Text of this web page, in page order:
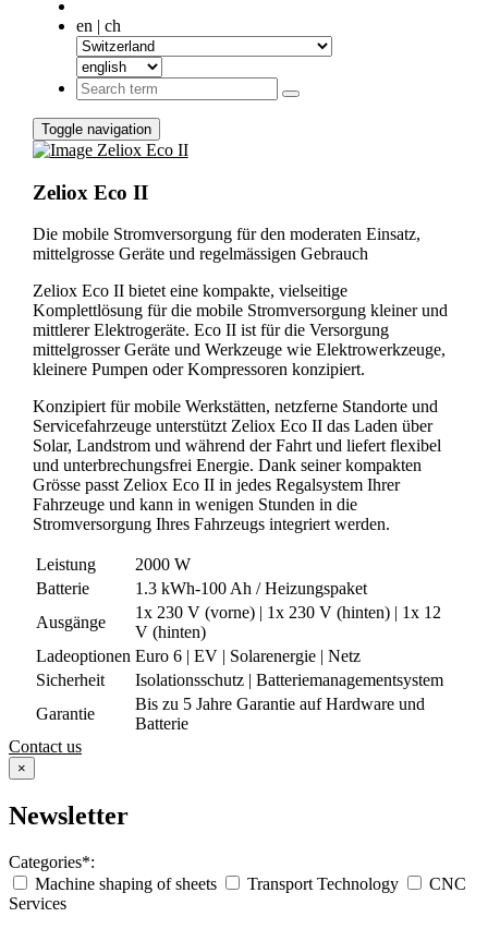
en | ch
Toggle navigation
Zeliox Eco II
Die mobile Stromversorgung für den moderaten Einsatz,
mittelgrosse Geräte und regelmässigen Gebrauch
Zeliox Eco II bietet eine kompakte, vielseitige
Komplettlösung für die mobile Stromversorgung kleiner und
mittlerer Elektrogeräte. Eco II ist für die Versorgung
mittelgrosser Geräte und Werkzeuge wie Elektrowerkzeuge,
kleinere Pumpen oder Kompressoren konzipiert.
Konzipiert für mobile Werkstätten, netzferne Standorte und
Servicefahrzeuge unterstützt Zeliox Eco II das Laden über
Solar, Landstrom und während der Fahrt und liefert flexibel
und unterbrechungsfrei Energie. Dank seiner kompakten
Grösse passt Zeliox Eco II in jedes Regalsystem Ihrer
Fahrzeuge und kann in wenigen Stunden in die
Stromversorgung Ihres Fahrzeugs integriert werden.
Leistung
2000 W
Batterie
1.3 kWh-100 Ah / Heizungspaket
Ausgänge
1x 230 V (vorne) | 1x 230 V (hinten) | 1x 12
V (hinten)
Ladeoptionen Euro 6 | EV | Solarenergie | Netz
Sicherheit
Isolationsschutz | Batteriemanagementsystem
Garantie
Bis zu 5 Jahre Garantie auf Hardware und
Batterie
Contact us
×
Newsletter
Categories*:
Machine shaping of sheets
Transport Technology
CNC
Services